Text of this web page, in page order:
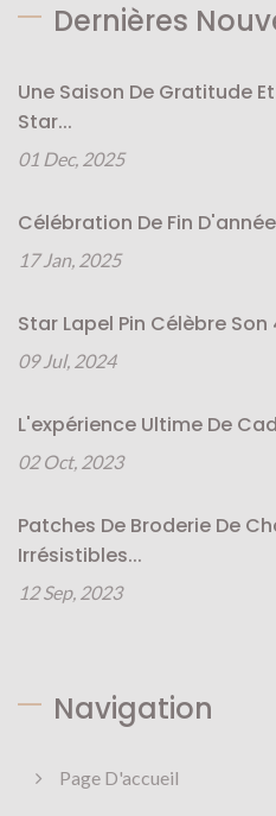
Dernières
Une Saison De Gratitude
Star...
01 Dec, 2025
Célébration De Fin
17 Jan, 2025
Star Lapel Pin Célèbre
09 Jul, 2024
L'expérience Ultime De
02 Oct, 2023
Patches De Broderie De
Irrésistibles...
12 Sep, 2023
Navigation
Page D'accueil